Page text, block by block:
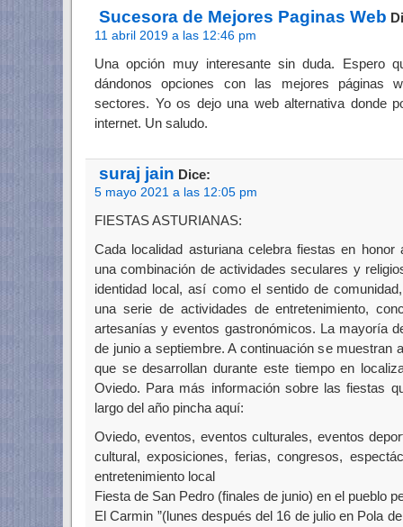
Sucesora de Mejores Paginas Web
11 abril 2019 a las 12:46 pm
Una opción muy interesante sin duda. Espero
dándonos opciones con las mejores páginas
sectores. Yo os dejo una web alternativa donde
internet. Un saludo.
suraj jain Dice:
5 mayo 2021 a las 12:05 pm
FIESTAS ASTURIANAS:
Cada localidad asturiana celebra fiestas en
una combinación de actividades seculares y
identidad local, así como el sentido de
una serie de actividades de entretenimiento,
artesanías y eventos gastronómicos. La mayoría
de junio a septiembre. A continuación se muestran
que se desarrollan durante este tiempo en
Oviedo. Para más información sobre las fiestas
largo del año pincha aquí:
Oviedo, eventos, eventos culturales, eventos
cultural, exposiciones, ferias, congresos,
entretenimiento local
Fiesta de San Pedro (finales de junio) en el pueblo
El Carmin ”(lunes después del 16 de julio en Pola